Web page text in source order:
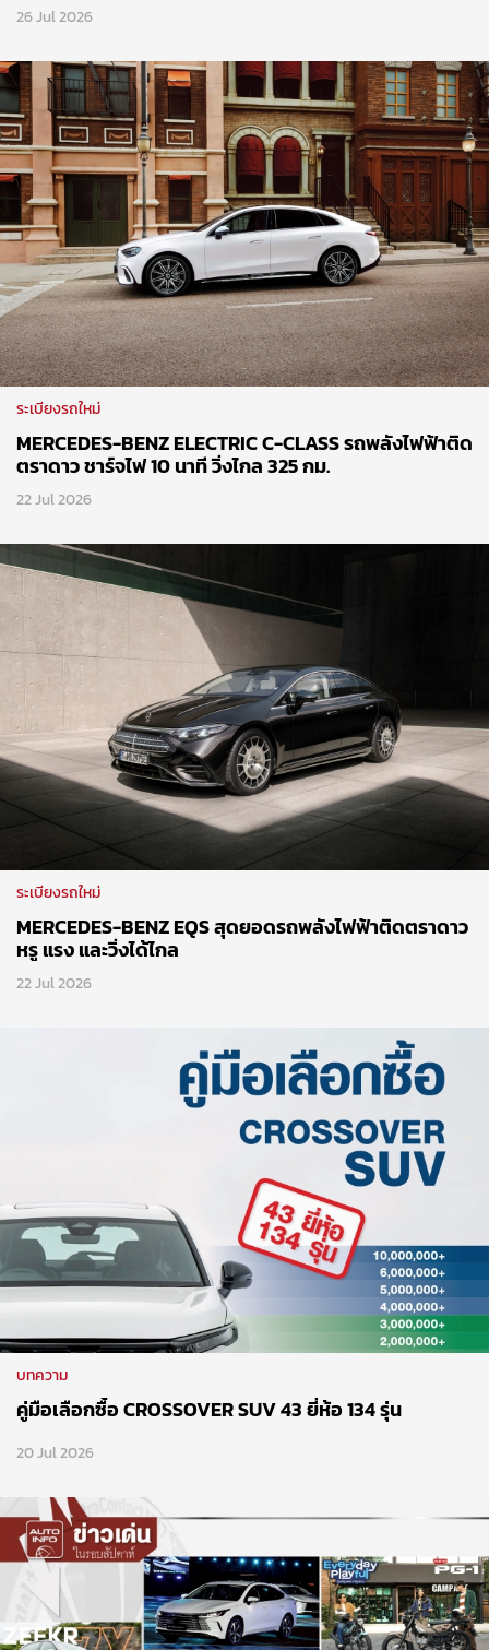
26 Jul 2026
ระเบียงรถใหม่
MERCEDES-BENZ ELECTRIC C-CLASS รถพลังไฟฟ้าติด
ตราดาว ชาร์จไฟ 10 นาที วิ่งไกล 325 กม.
22 Jul 2026
ระเบียงรถใหม่
MERCEDES-BENZ EQS สุดยอดรถพลังไฟฟ้าติดตราดาว
หรู แรง และวิ่งได้ไกล
22 Jul 2026
บทความ
คู่มือเลือกซื้อ CROSSOVER SUV 43 ยี่ห้อ 134 รุ่น
20 Jul 2026